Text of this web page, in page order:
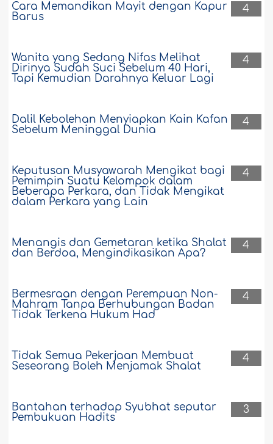
4
Cara Memandikan Mayit dengan Kapur
Barus
4
Wanita yang Sedang Nifas Melihat
Dirinya Sudah Suci Sebelum 40 Hari,
Tapi Kemudian Darahnya Keluar Lagi
4
Dalil Kebolehan Menyiapkan Kain Kafan
Sebelum Meninggal Dunia
4
Keputusan Musyawarah Mengikat bagi
Pemimpin Suatu Kelompok dalam
Beberapa Perkara, dan Tidak Mengikat
dalam Perkara yang Lain
4
Menangis dan Gemetaran ketika Shalat
dan Berdoa, Mengindikasikan Apa?
4
Bermesraan dengan Perempuan Non-
Mahram Tanpa Berhubungan Badan
Tidak Terkena Hukum Had
4
Tidak Semua Pekerjaan Membuat
Seseorang Boleh Menjamak Shalat
3
Bantahan terhadap Syubhat seputar
Pembukuan Hadits